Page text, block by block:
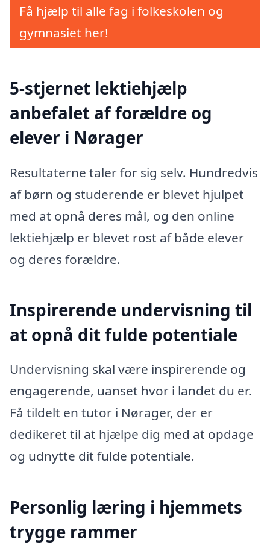
Få hjælp til alle fag i folkeskolen og
gymnasiet her!
5-stjernet lektiehjælp
anbefalet af forældre og
elever i Nørager
Resultaterne taler for sig selv. Hundredvis
af børn og studerende er blevet hjulpet
med at opnå deres mål, og den online
lektiehjælp er blevet rost af både elever
og deres forældre.
Inspirerende undervisning til
at opnå dit fulde potentiale
Undervisning skal være inspirerende og
engagerende, uanset hvor i landet du er.
Få tildelt en tutor i Nørager, der er
dedikeret til at hjælpe dig med at opdage
og udnytte dit fulde potentiale.
Personlig læring i hjemmets
trygge rammer